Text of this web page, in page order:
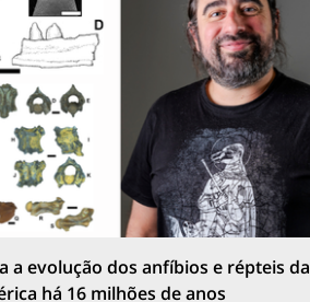
a evolução dos anfíbios e répteis da
há 16 milhões de anos